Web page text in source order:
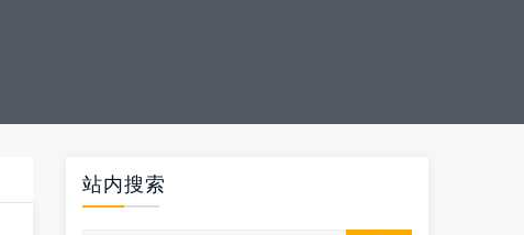
站内搜索